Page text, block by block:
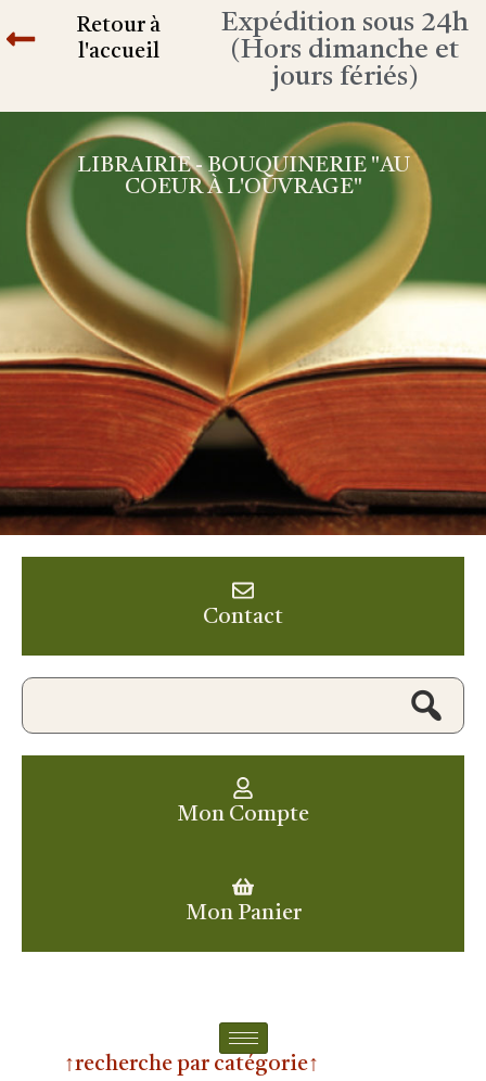
Retour à
l'accueil
Expédition sous 24h
(Hors dimanche et
jours fériés)
LIBRAIRIE - BOUQUINERIE "AU
COEUR À L'OUVRAGE"
Contact
Mon Compte
Mon Panier
↑recherche par catégorie↑